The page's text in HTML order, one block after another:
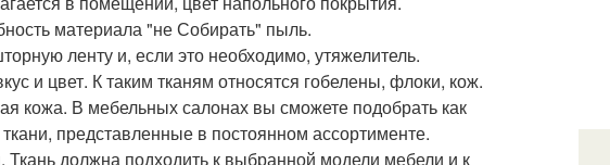
материала "не Собирать" пыль.
ленту и, если это необходимо, утяжелитель.
и цвет. К таким тканям относятся гобелены, флоки, кож.
кожа. В мебельных салонах вы сможете подобрать как
представленные в постоянном ассортименте.
должна подходить к выбранной модели мебели и к